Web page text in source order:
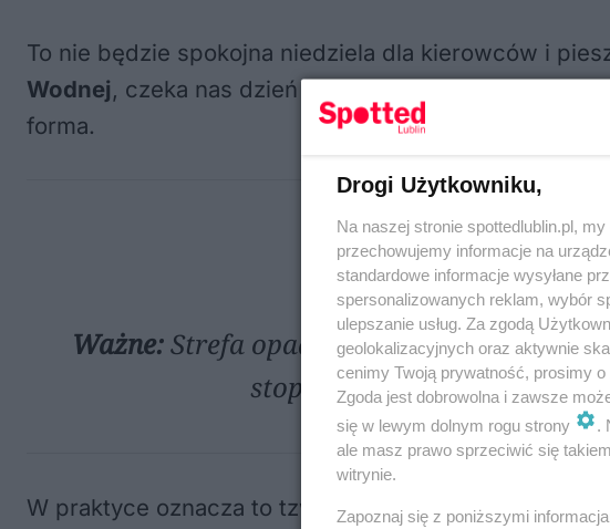
To nie będzie spokojna niedziela dla kierowców i
Wodnej, czeka nas dzień z zachmurzeniem dużym i
forma.
Ważne:Strefa opadów marznących,
stopniowo z południa i
W praktyce oznacza to tzw. „szklankę” na drogach i
Drogi Użytkowniku,
Na naszej stronie spottedlublin.pl,
przechowujemy informacje na
standardowe informacje wysyłane
spersonalizowanych reklam, wybór
ulepszanie usług. Za zgodą
geolokalizacyjnych oraz aktywnie
cenimy Twoją prywatność, prosimy
Zgoda jest dobrowolna i zawsze
się w lewym dolnym rogu strony
.
ale masz prawo sprzeciwić się
witrynie.
Zapoznaj się z poniższymi